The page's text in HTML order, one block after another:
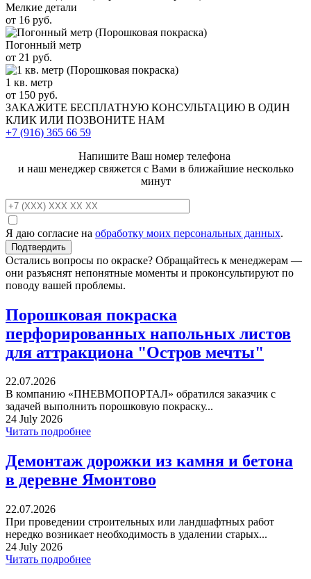
Мелкие детали
от 16 руб.
Погонный метр
от 21 руб.
1 кв. метр
от 150 руб.
ЗАКАЖИТЕ БЕСПЛАТНУЮ КОНСУЛЬТАЦИЮ В ОДИН
КЛИК ИЛИ ПОЗВОНИТЕ НАМ
+7 (916) 365 66 59
Напишите Ваш номер телефона
и наш менеджер свяжется с Вами в ближайшие несколько
минут
Я даю согласие на обработку моих персональных данных.
Остались вопросы по окраске? Обращайтесь к менеджерам —
они разъяснят непонятные моменты и проконсультируют по
поводу вашей проблемы.
Порошковая покраска
перфорированных напольных листов
для аттракциона "Остров мечты"
22.07.2026
В компанию «ПНЕВМОПОРТАЛ» обратился заказчик с
задачей выполнить порошковую покраску...
24 July 2026
Читать подробнее
Демонтаж дорожки из камня и бетона
в деревне Ямонтово
22.07.2026
При проведении строительных или ландшафтных работ
нередко возникает необходимость в удалении старых...
24 July 2026
Читать подробнее